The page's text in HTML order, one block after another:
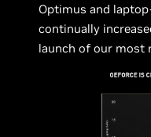
Optimus and
continually
launch of our most